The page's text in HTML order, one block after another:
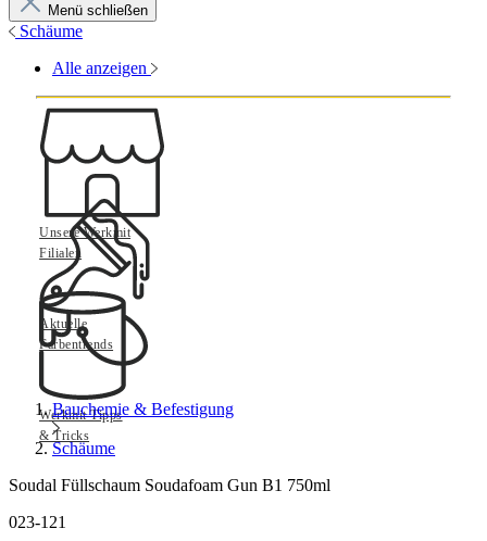
Menü schließen
Schäume
Alle anzeigen
Unsere Werkmit
Filialen
Aktuelle
Farbentrends
Werkmit Tipps
& Tricks
Bauchemie & Befestigung
Schäume
Soudal Füllschaum Soudafoam Gun B1 750ml
023-121